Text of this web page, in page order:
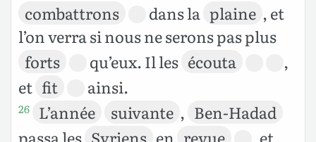
combattrons
dans la plaine , et
l’on verra si nous ne serons pas plus
forts
qu’eux. Il les écouta
,
et fit ainsi.
26 L’année suivante , Ben-Hadad
passa les Syriens en revue
, et